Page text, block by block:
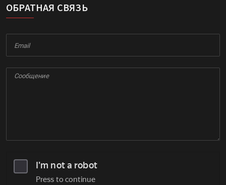
ОБРАТНАЯ СВЯЗЬ